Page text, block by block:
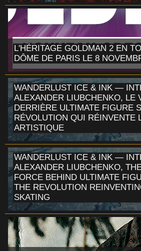
L'HÉRITAGE GOLDMAN 2 EN
DÔME DE PARIS LE 8
WANDERLUST ICE & INK —
ALEXANDER LIUBCHENKO, LE
DERRIÈRE ULTIMATE FIGURE
RÉVOLUTION QUI RÉINVENTE
ARTISTIQUE
WANDERLUST ICE & INK —
ALEXANDER LIUBCHENKO,
FORCE BEHIND ULTIMATE
THE REVOLUTION
SKATING